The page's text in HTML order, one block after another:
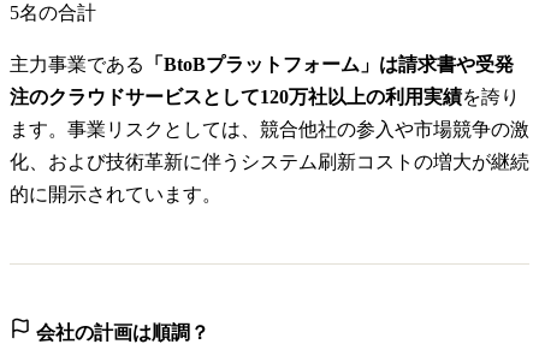
5名の合計
主力事業である
「BtoBプラットフォーム」は請求書や受発
注のクラウドサービスとして120万社以上の利用実績を誇り
ます。事業リスクとしては、競合他社の参入や市場競争の激
化、および技術革新に伴うシステム刷新コストの増大が継続
的に開示されています。
会社の計画は順調？